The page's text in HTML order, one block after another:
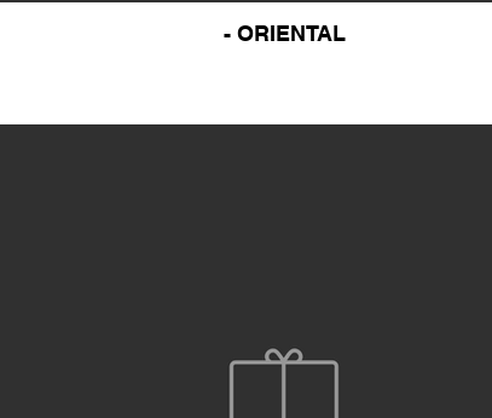
- ORIENTAL